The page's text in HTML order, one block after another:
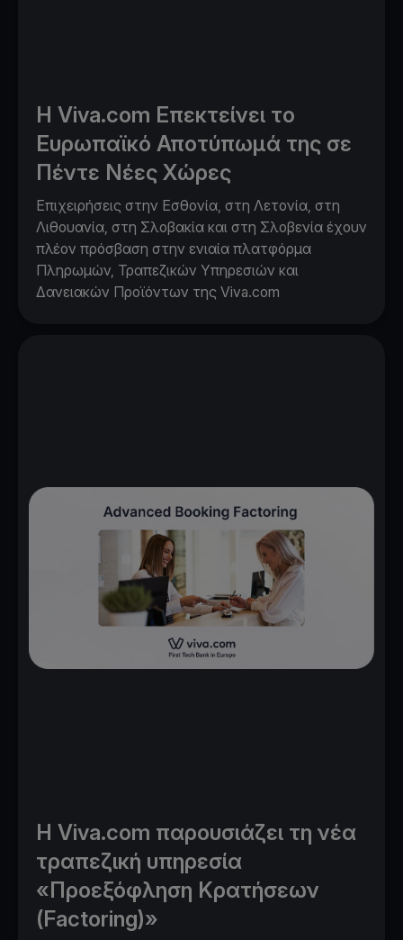
Η Viva.com Επεκτείνει το
Ευρωπαϊκό Αποτύπωμά της σε
Πέντε Νέες Χώρες
Επιχειρήσεις στην Εσθονία, στη Λετονία, στη
Λιθουανία, στη Σλοβακία και στη Σλοβενία έχουν
πλέον πρόσβαση στην ενιαία πλατφόρμα
Πληρωμών, Τραπεζικών Υπηρεσιών και
Δανειακών Προϊόντων της Viva.com
Η Viva.com παρουσιάζει τη νέα
τραπεζική υπηρεσία
«Προεξόφληση Κρατήσεων
(Factoring)»